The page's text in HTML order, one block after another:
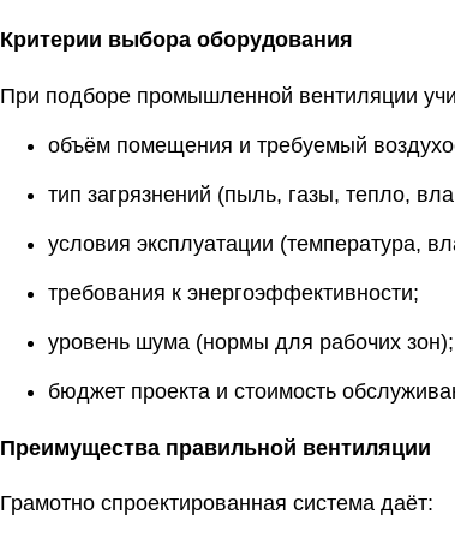
Критерии выбора оборудования
При подборе промышленной вентиляции
объём помещения и требуемый
тип загрязнений (пыль, газы, тепло,
условия эксплуатации (температура,
требования к энергоэффективности;
уровень шума (нормы для рабочих зон);
бюджет проекта и стоимость
Преимущества правильной вентиляции
Грамотно спроектированная система даёт: